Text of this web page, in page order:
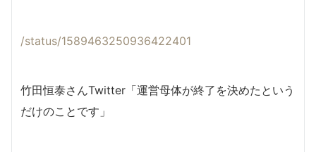
/status/1589463250936422401
竹田恒泰さんTwitter「運営母体が終了を決めたという
だけのことです」